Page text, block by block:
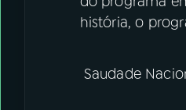
história, o
Saudade